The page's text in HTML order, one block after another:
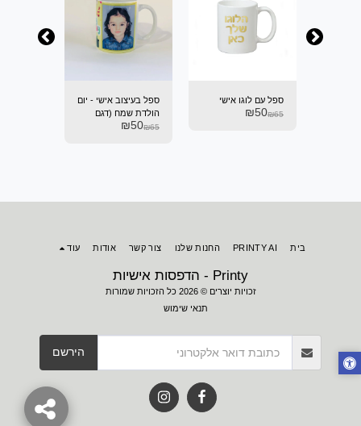
ספל עם לוגו אישי
₪65
₪50
ספל בעיצוב אישי - יום
הולדת שמח (דגם
476)
₪65
₪50
Printy - הדפסות אישיות
זכויות יוצרים © 2026 כל הזכויות שמורות
תנאי שימוש
בית PRINTY AI החנות שלנו צור קשר אודות עוד
הירשם